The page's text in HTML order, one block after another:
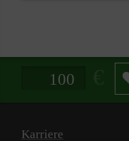
Spendenbetrag in
Karriere